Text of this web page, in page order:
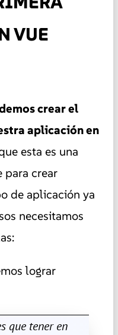
VUE
crear el
aplicación en
esta es una
para crear
de aplicación ya
necesitamos
lograr
que tener en